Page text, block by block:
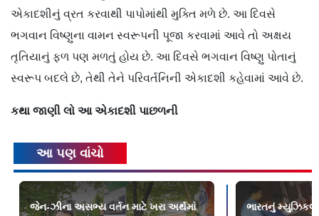
એકાદશીનું વ્રત કરવાથી પાપોમાંથી મુક્તિ મળે છે. આ દિવસે
ભગવાન વિષ્ણુના વામન સ્વરૂપની પૂજા કરવામાં આવે તો અક્ષય
તૃતિયાનું ફળ પણ મળતું હોય છે. આ દિવસે ભગવાન વિષ્ણુ પોતાનું
સ્વરૂપ બદલે છે, તેથી તેને પરિવર્તનિની એકાદશી કહેવામાં આવે છે.
કથા જાણી લો આ એકાદશી પાછળની
આ પણ વાંચો
જેન-ઝીના અસભ્ય વર્તન માટે ખરા અર્થમાં
ભારતનું મ્યુઝિકલ